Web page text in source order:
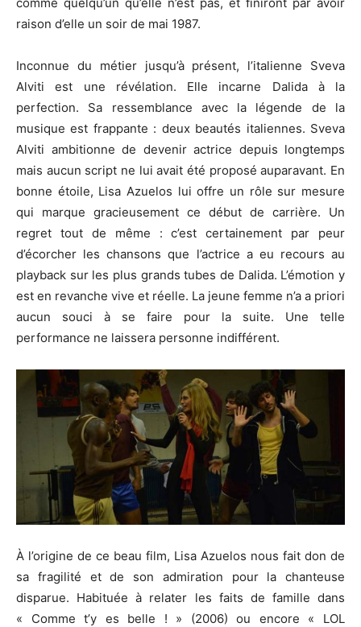
raison d’elle un soir de mai 1987.
Inconnue du métier jusqu’à présent, l’italienne Sveva
Alviti est une révélation. Elle incarne Dalida à la
perfection. Sa ressemblance avec la légende de la
musique est frappante : deux beautés italiennes. Sveva
Alviti ambitionne de devenir actrice depuis longtemps
mais aucun script ne lui avait été proposé auparavant. En
bonne étoile, Lisa Azuelos lui offre un rôle sur mesure
qui marque gracieusement ce début de carrière. Un
regret tout de même : c’est certainement par peur
d’écorcher les chansons que l’actrice a eu recours au
playback sur les plus grands tubes de Dalida. L’émotion y
est en revanche vive et réelle. La jeune femme n’a a priori
aucun souci à se faire pour la suite. Une telle
performance ne laissera personne indifférent.
À l’origine de ce beau film, Lisa Azuelos nous fait don de
sa fragilité et de son admiration pour la chanteuse
disparue. Habituée à relater les faits de famille dans
« Comme t’y es belle ! » (2006) ou encore « LOL